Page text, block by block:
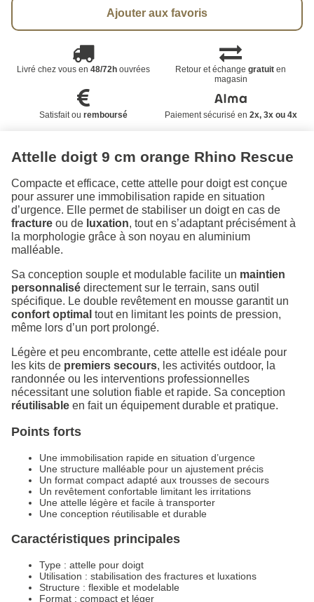
Ajouter aux favoris
Livré chez vous en 48/72houvrées Retour et échangegratuit en
magasin
Satisfait ou remboursé Paiement sécurisé en 2x, 3x ou 4x
Attelle doigt 9 cm orange Rhino Rescue
Compacte et efficace, cette attelle pour doigt est conçue
pour assurer une immobilisation rapide en situation
d’urgence. Elle permet de stabiliser un doigt en cas de
fracture ou de luxation, tout en s’adaptant précisément à
la morphologie grâce à son noyau en aluminium
malléable.
Sa conception souple et modulable facilite un maintien
personnalisé directement sur le terrain, sans outil
spécifique. Le double revêtement en mousse garantit un
confort optimal tout en limitant les points de pression,
même lors d’un port prolongé.
Légère et peu encombrante, cette attelle est idéale pour
les kits de premiers secours, les activités outdoor, la
randonnée ou les interventions professionnelles
nécessitant une solution fiable et rapide. Sa conception
réutilisable en fait un équipement durable et pratique.
Points forts
Une immobilisation rapide en situation d’urgence
Une structure malléable pour un ajustement précis
Un format compact adapté aux trousses de secours
Un revêtement confortable limitant les irritations
Une attelle légère et facile à transporter
Une conception réutilisable et durable
Caractéristiques principales
Type : attelle pour doigt
Utilisation : stabilisation des fractures et luxations
Structure : flexible et modelable
Format : compact et léger